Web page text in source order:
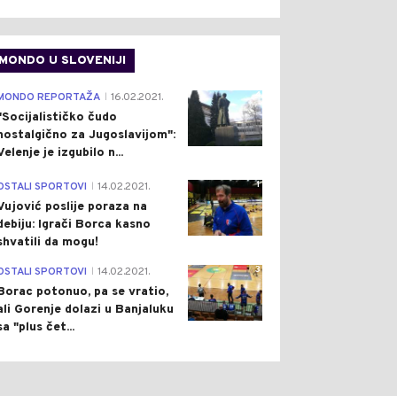
MONDO U SLOVENIJI
4
REPORTAŽA 16.02.2021.
čudo
za Jugoslavijom":
je izgubilo n...
1
SPORTOVI 14.02.2021.
poslije poraza na
Igrači Borca kasno
da mogu!
3
SPORTOVI 14.02.2021.
potonuo, pa se vratio,
Gorenje dolazi u Banjaluku
"plus čet...